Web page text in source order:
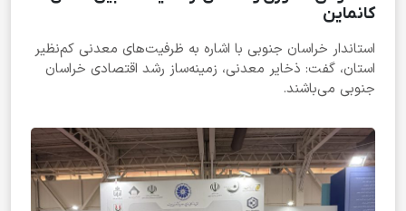
کانماین
استاندار خراسان جنوبی با اشاره به ظرفیت‌های معدنی کم‌نظیر
استان، گفت: ذخایر معدنی، زمینه‌ساز رشد اقتصادی خراسان
جنوبی می‌باشند.